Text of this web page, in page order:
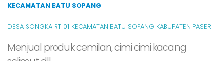
KECAMATAN BATU SOPANG
DESA SONGKA RT 01 KECAMATAN BATU SOPANG KABUPATEN PASER
Menjual produk cemilan, cimi cimi kacang